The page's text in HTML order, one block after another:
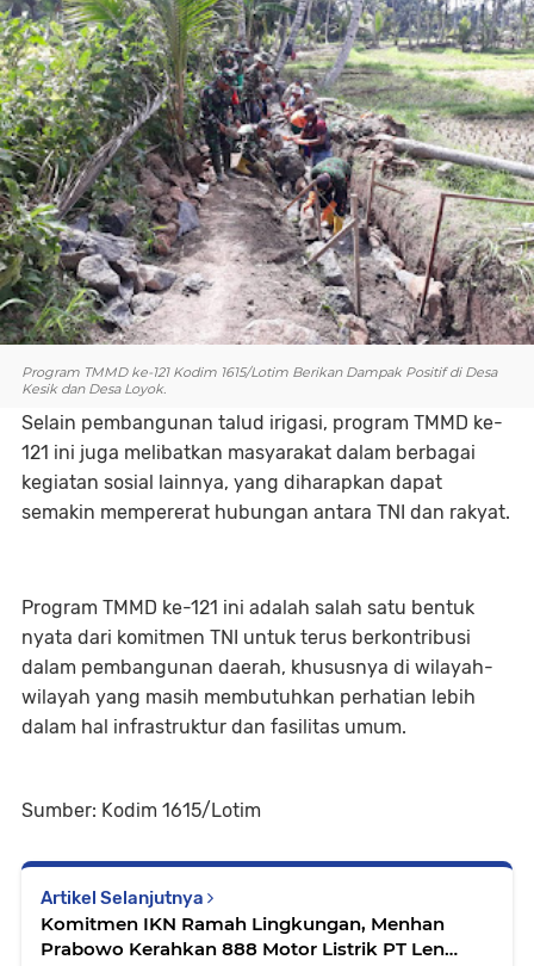
Program TMMD ke-121 Kodim 1615/Lotim Berikan Dampak Positif di Desa
Kesik dan Desa Loyok.
Selain pembangunan talud irigasi, program TMMD ke-
121 ini juga melibatkan masyarakat dalam berbagai
kegiatan sosial lainnya, yang diharapkan dapat
semakin mempererat hubungan antara TNI dan rakyat.
Program TMMD ke-121 ini adalah salah satu bentuk
nyata dari komitmen TNI untuk terus berkontribusi
dalam pembangunan daerah, khususnya di wilayah-
wilayah yang masih membutuhkan perhatian lebih
dalam hal infrastruktur dan fasilitas umum.
Sumber: Kodim 1615/Lotim
Artikel Selanjutnya
Komitmen IKN Ramah Lingkungan, Menhan
Prabowo Kerahkan 888 Motor Listrik PT Len